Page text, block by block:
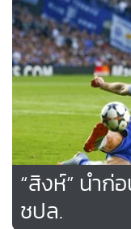
“สิงห์” นำก่
ชปล.